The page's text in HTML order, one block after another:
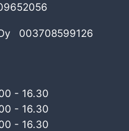
003708599126
- 16.30
- 16.30
- 16.30